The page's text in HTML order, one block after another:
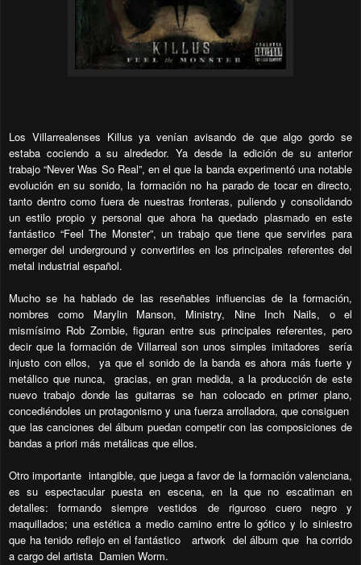
Los Villarrealenses Killus ya venían avisando de que algo gordo se
estaba cociendo a su alrededor. Ya desde la edición de su anterior
trabajo “Never Was So Real”, en el que la banda experimentó una notable
evolución en su sonido, la formación no ha parado de tocar en directo,
tanto dentro como fuera de nuestras fronteras, puliendo y consolidando
un estilo propio y personal que ahora ha quedado plasmado en este
fantástico “Feel The Monster”, un trabajo que tiene que servirles para
emerger del underground y convertirles en los principales referentes del
metal industrial español.
Mucho se ha hablado de las reseñables influencias de la formación,
nombres como Marylin Manson, Ministry, Nine Inch Nails, o el
mismísimo Rob Zombie, figuran entre sus principales referentes, pero
decir que la formación de Villarreal son unos simples imitadores sería
injusto con ellos, ya que el sonido de la banda es ahora más fuerte y
metálico que nunca, gracias, en gran medida, a la producción de este
nuevo trabajo donde las guitarras se han colocado en primer plano,
concediéndoles un protagonismo y una fuerza arrolladora, que consiguen
que las canciones del álbum puedan competir con las composiciones de
bandas a priori más metálicas que ellos.
Otro importante intangible, que juega a favor de la formación valenciana,
es su espectacular puesta en escena, en la que no escatiman en
detalles: formando siempre vestidos de riguroso cuero negro y
maquillados; una estética a medio camino entre lo gótico y lo siniestro
que ha tenido reflejo en el fantástico artwork del álbum que ha corrido
a cargo del artista Damien Worm.